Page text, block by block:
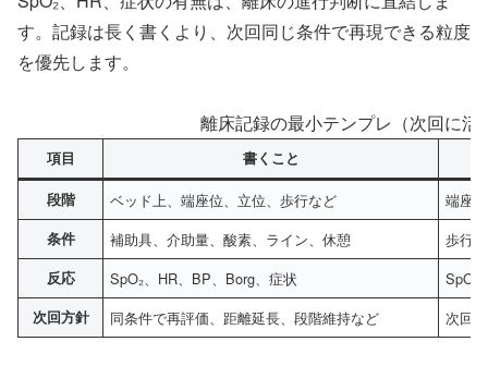
す。記録は長く書くより、次回同じ条件で再現できる粒度
を優先します。
離床記録の最小テンプレ（次回に活
項目 書くこと
段階 ベッド上、端座位、立位、歩行など 端座
条件 補助具、介助量、酸素、ライン、休憩 歩行
反応 SpO₂、HR、BP、Borg、症状 SpO₂
次回方針 同条件で再評価、距離延長、段階維持など 次回